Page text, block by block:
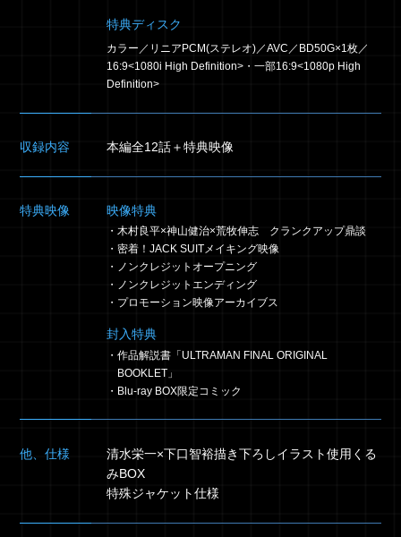
特典ディスク
カラー／リニアPCM(ステレオ)／AVC／BD50G×1枚／
16:9<1080i High Definition>・一部16:9<1080p High
Definition>
収録内容 本編全12話＋特典映像
特典映像 映像特典
・木村良平×神山健治×荒牧伸志 クランクアップ鼎談
・密着！JACK SUITメイキング映像
・ノンクレジットオープニング
・ノンクレジットエンディング
・プロモーション映像アーカイブス
封入特典
・作品解説書「ULTRAMAN FINAL ORIGINAL
BOOKLET」
・Blu-ray BOX限定コミック
他、仕様
清水栄一×下口智裕描き下ろしイラスト使用くる
みBOX
特殊ジャケット仕様